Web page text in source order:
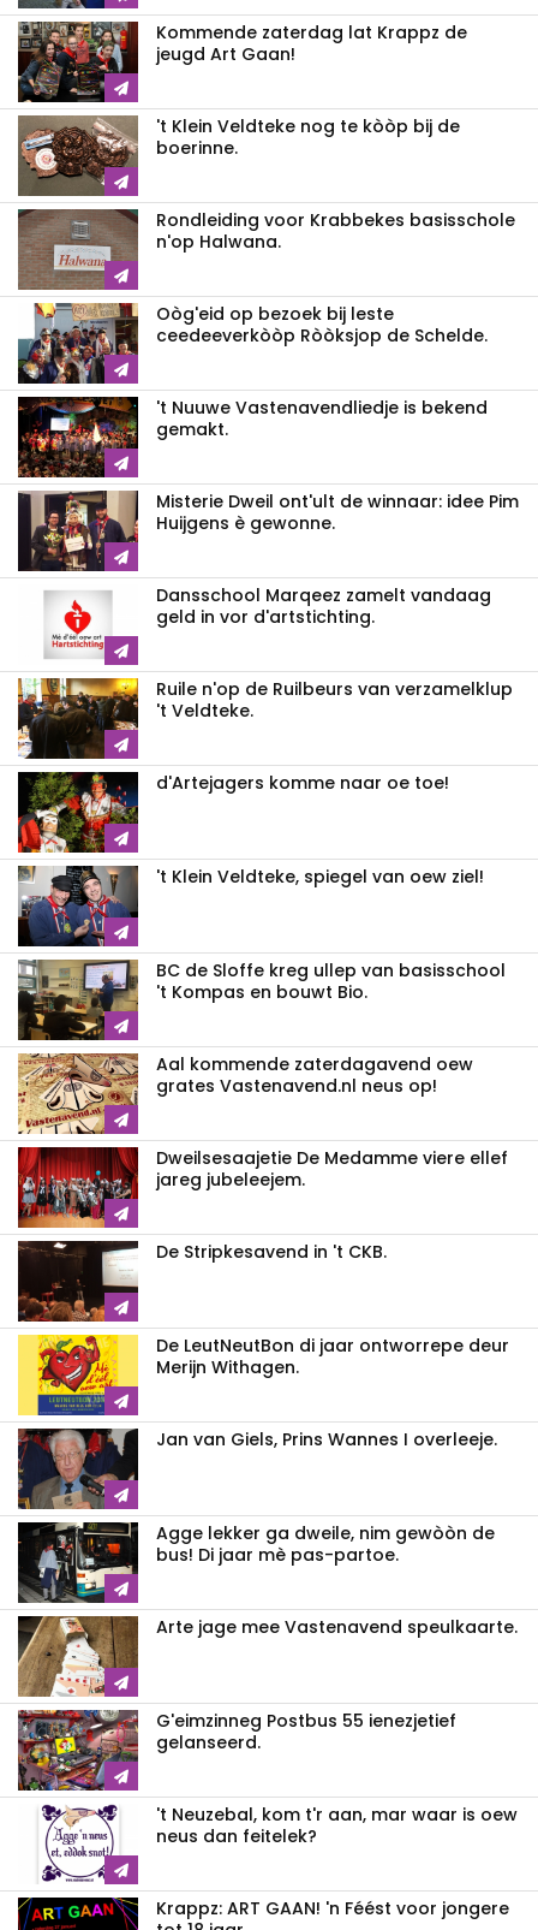
Kommende zaterdag lat Krappz de
jeugd Art Gaan!
't Klein Veldteke nog te kòòp bij de
boerinne.
Rondleiding voor Krabbekes basisschole
n'op Halwana.
Oòg'eid op bezoek bij leste
ceedeeverkòòp Ròòksjop de Schelde.
't Nuuwe Vastenavendliedje is bekend
gemakt.
Misterie Dweil ont'ult de winnaar: idee Pim
Huijgens è gewonne.
Dansschool Marqeez zamelt vandaag
geld in vor d'artstichting.
Ruile n'op de Ruilbeurs van verzamelklup
't Veldteke.
d'Artejagers komme naar oe toe!
't Klein Veldteke, spiegel van oew ziel!
BC de Sloffe kreg ullep van basisschool
't Kompas en bouwt Bio.
Aal kommende zaterdagavend oew
grates Vastenavend.nl neus op!
Dweilsesaajetie De Medamme viere ellef
jareg jubeleejem.
De Stripkesavend in 't CKB.
De LeutNeutBon di jaar ontworrepe deur
Merijn Withagen.
Jan van Giels, Prins Wannes I overleeje.
Agge lekker ga dweile, nim gewòòn de
bus! Di jaar mè pas-partoe.
Arte jage mee Vastenavend speulkaarte.
G'eimzinneg Postbus 55 ienezjetief
gelanseerd.
't Neuzebal, kom t'r aan, mar waar is oew
neus dan feitelek?
Krappz: ART GAAN! 'n Féést voor jongere